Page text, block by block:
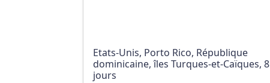
Etats-Unis, Porto Rico, République
dominicaine, îles Turques-et-Caïques, 8
jours